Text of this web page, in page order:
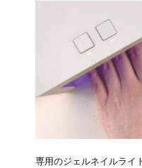
専用のジェルネイルライ